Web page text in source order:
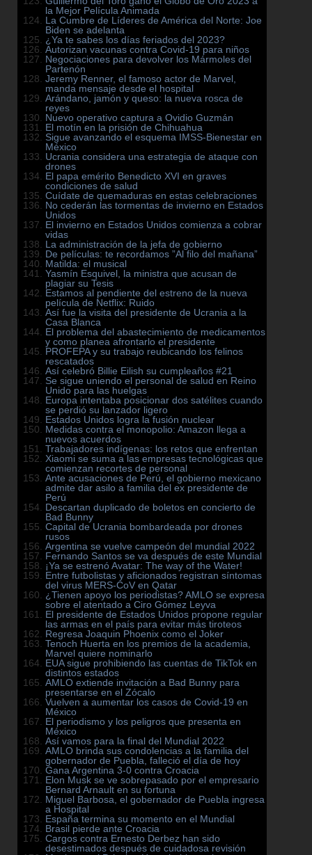
la Mejor Película Animada
La Cumbre de Líderes de América del Norte: Joe
Biden se adelanta
¿Ya te sabes los días feriados del 2023?
Autorizan vacunas contra Covid-19 para niños
Negociaciones para devolver los Mármoles del
Partenón
Jeremy Renner, el famoso actor de Marvel,
manda mensaje desde el hospital
Arándano, jamón y queso: la nueva rosca de
reyes
Nuevo operativo captura a Ovidio Guzmán
El motín en la prisión de Chihuahua
Sigue avanzando el esquema IMSS-Bienestar en
México
Ucrania considera una estrategia de ataque con
drones
El papa emérito Benedicto XVI en graves
condiciones de salud
Cuídate de quemaduras en estas celebraciones
No cederán las tormentas de invierno en Estados
Unidos
El invierno en Estados Unidos comienza a cobrar
vidas
La administración de la jefa de gobierno
De películas: te recordamos ”Al filo del mañana”
Matilda: el musical
Yasmín Esquivel, la ministra que acusan de
plagiar su Tesis
Estamos al pendiente del estreno de la nueva
película de Netflix: Ruido
Así fue la visita del presidente de Ucrania a la
Casa Blanca
El problema del abastecimiento de medicamentos
y como planea afrontarlo el presidente
PROFEPA y su trabajo reubicando los felinos
rescatados
Así celebró Billie Eilish su cumpleaños #21
Se sigue uniendo el personal de salud en Reino
Unido para las huelgas
Europa intentaba posicionar dos satélites cuando
se perdió su lanzador ligero
Estados Unidos logra la fusión nuclear
Medidas contra el monopolio: Amazon llega a
nuevos acuerdos
Trabajadores indígenas: los retos que enfrentan
Xiaomi se suma a las empresas tecnológicas que
comienzan recortes de personal
Ante acusaciones de Perú, el gobierno mexicano
admite dar asilo a familia del ex presidente de
Perú
Descartan duplicado de boletos en concierto de
Bad Bunny
Capital de Ucrania bombardeada por drones
rusos
Argentina se vuelve campeón del mundial 2022
Fernando Santos se va después de este Mundial
¡Ya se estrenó Avatar: The way of the Water!
Entre futbolistas y aficionados registran síntomas
del virus MERS-CoV en Qatar
¿Tienen apoyo los periodistas? AMLO se expresa
sobre el atentado a Ciro Gómez Leyva
El presidente de Estados Unidos propone regular
las armas en el país para evitar más tiroteos
Regresa Joaquin Phoenix como el Joker
Tenoch Huerta en los premios de la academia,
Marvel quiere nominarlo
EUA sigue prohibiendo las cuentas de TikTok en
distintos estados
AMLO extiende invitación a Bad Bunny para
presentarse en el Zócalo
Vuelven a aumentar los casos de Covid-19 en
México
El periodismo y los peligros que presenta en
México
Así vamos para la final del Mundial 2022
AMLO brinda sus condolencias a la familia del
gobernador de Puebla, falleció el día de hoy
Gana Argentina 3-0 contra Croacia
Elon Musk se ve sobrepasado por el empresario
Bernard Arnault en su fortuna
Miguel Barbosa, el gobernador de Puebla ingresa
a Hospital
España termina su momento en el Mundial
Brasil pierde ante Croacia
Cargos contra Ernesto Derbez han sido
desestimados después de cuidadosa revisión